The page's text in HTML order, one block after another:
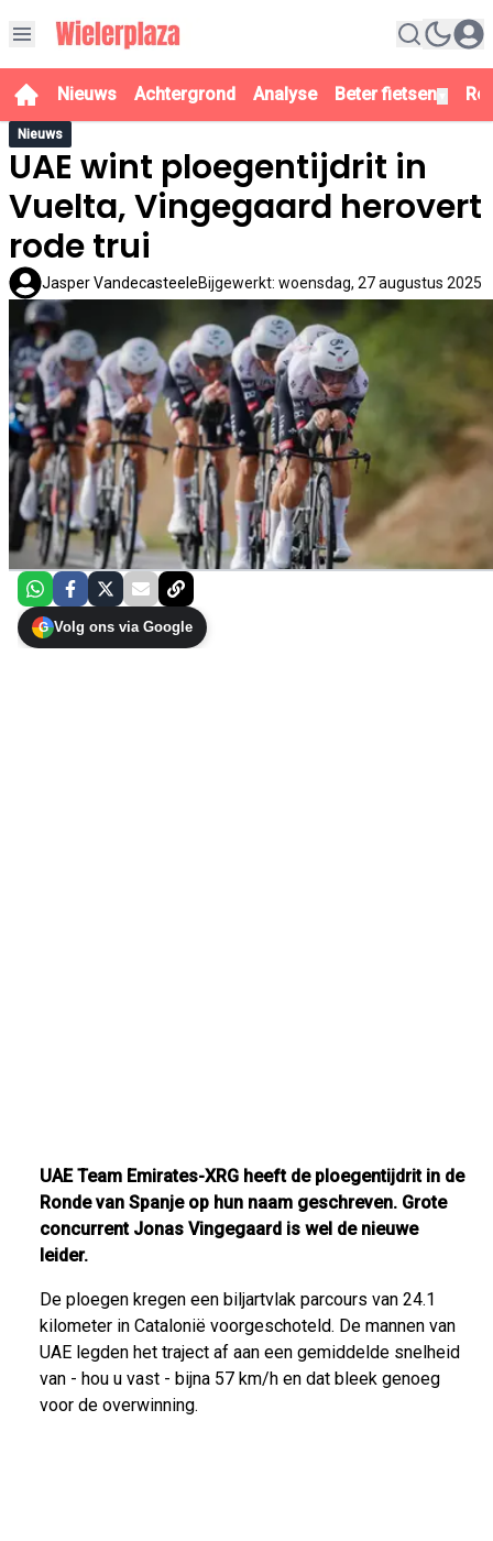
Nieuws Achtergrond Analyse Beter fietsen
Nieuws
UAE wint ploegentijdrit in
Vuelta, Vingegaard herovert
rode trui
Jasper VandecasteeleBijgewerkt: woensdag, 27 augustus 2025
G Volg ons via Google
UAE Team Emirates-XRG heeft de ploegentijdrit in de
Ronde van Spanje op hun naam geschreven. Grote
concurrent Jonas Vingegaard is wel de nieuwe
leider.
De ploegen kregen een biljartvlak parcours van 24.1
kilometer in Catalonië voorgeschoteld. De mannen van
UAE legden het traject af aan een gemiddelde snelheid
van - hou u vast - bijna 57 km/h en dat bleek genoeg
voor de overwinning.